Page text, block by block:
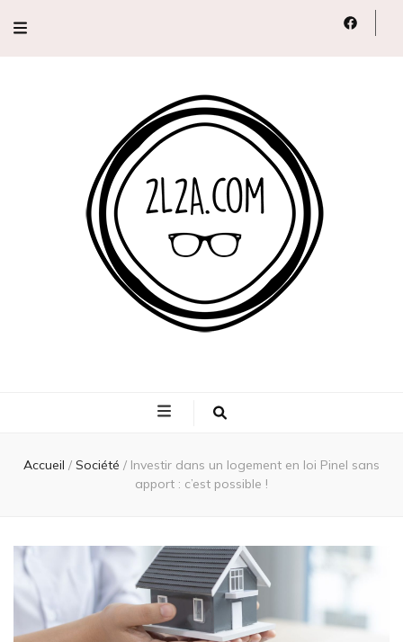
Accueil / Société / Investir dans un logement en loi Pinel sans
apport : c’est possible !